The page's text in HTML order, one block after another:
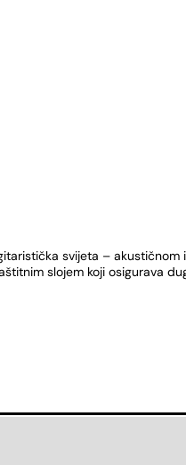
svijeta – akustičnom
slojem koji osigurava